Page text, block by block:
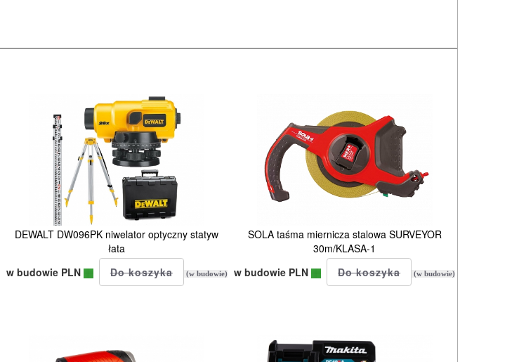
DEWALT DW096PK niwelator optyczny statyw
łata
w budowie PLN
(w budowie)
SOLA taśma miernicza stalowa SURVEYOR
30m/KLASA-1
w budowie PLN
(w budowie)